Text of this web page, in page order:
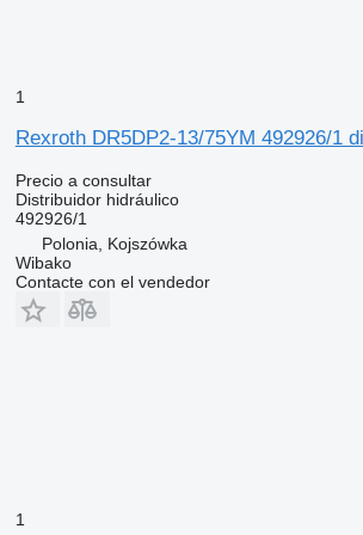
1
Rexroth DR5DP2-13/75YM 492926/1
Precio a consultar
Distribuidor hidráulico
492926/1
Polonia, Kojszówka
Wibako
Contacte con el vendedor
1